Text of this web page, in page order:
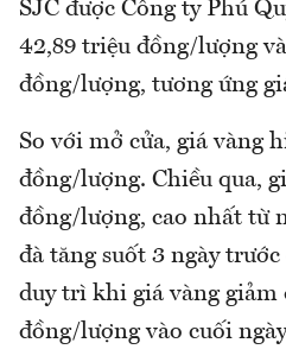
SJC được Công ty Phú
42,89 triệu đồng/lượng
đồng/lượng, tương ứng
So với mở cửa, giá vàng
đồng/lượng. Chiều qua,
đồng/lượng, cao nhất từ
đà tăng suốt 3 ngày
duy trì khi giá vàng giảm
đồng/lượng vào cuối